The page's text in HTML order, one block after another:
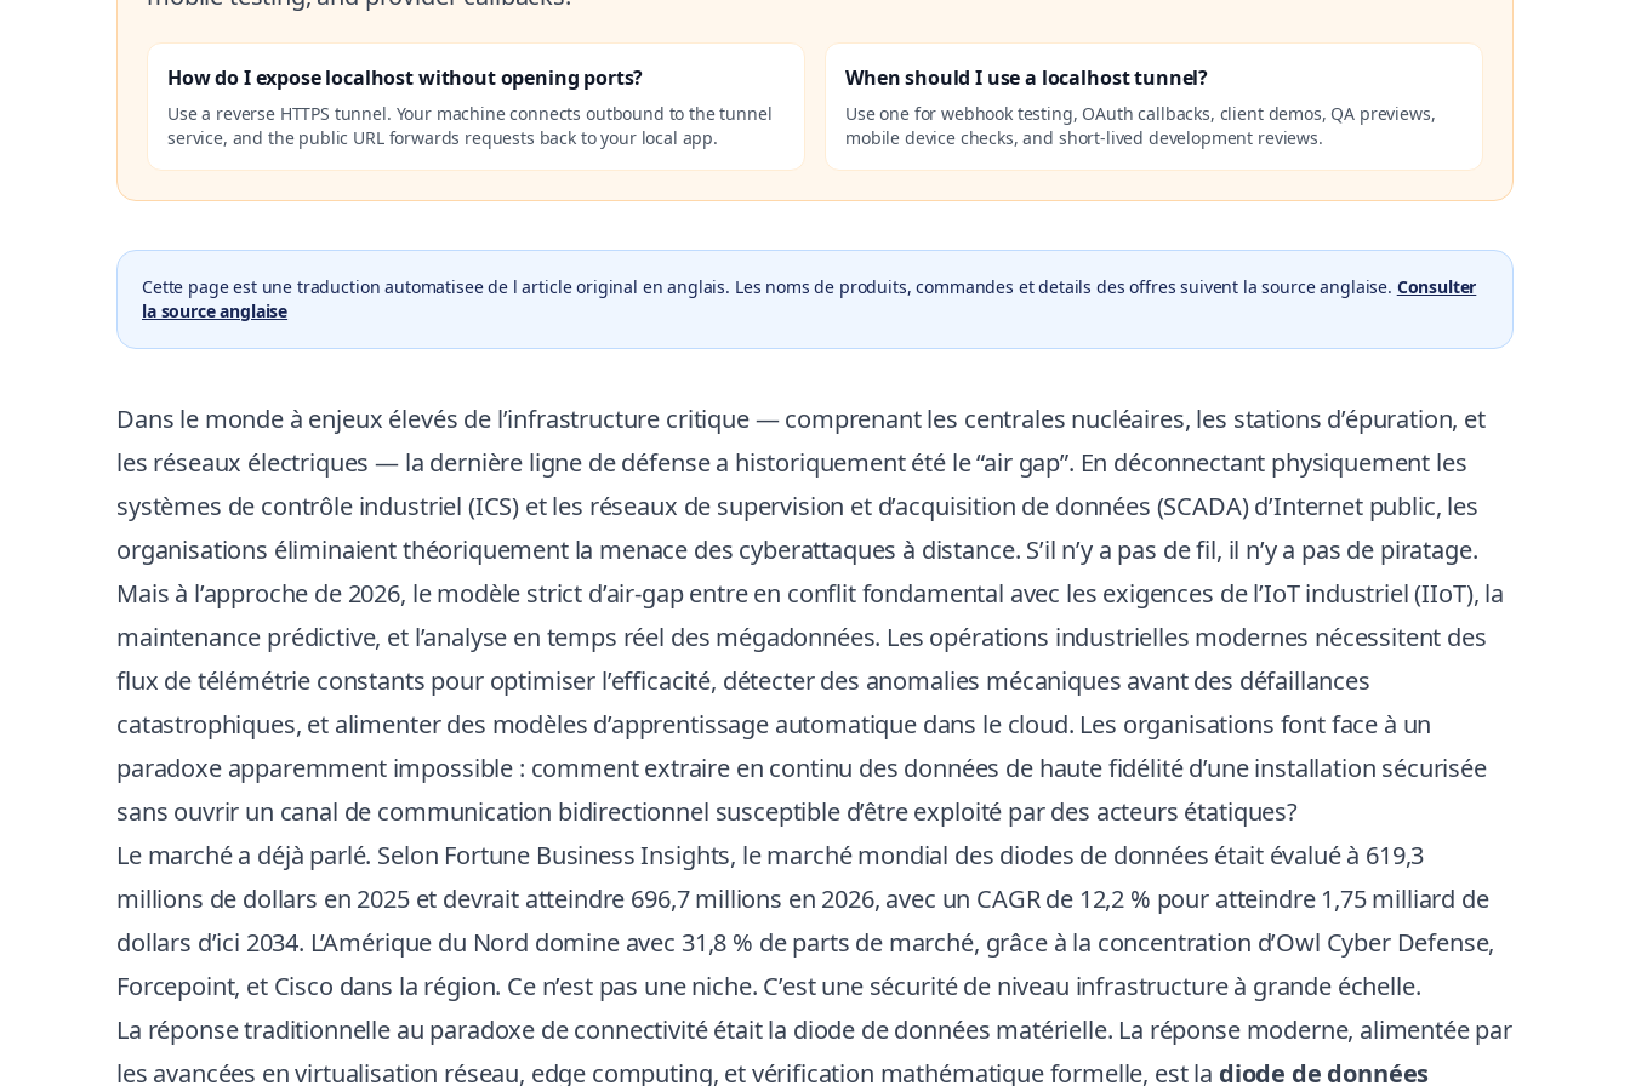
How do I expose localhost without opening ports?
Use a reverse HTTPS tunnel. Your machine connects outbound to the tunnel
service, and the public URL forwards requests back to your local app.
When should I use a localhost tunnel?
Use one for webhook testing, OAuth callbacks, client demos, QA previews,
mobile device checks, and short-lived development reviews.
Cette page est une traduction automatisee de l article original en anglais. Les noms de produits, commandes et details des offres suivent la source anglaise. Consulter
la source anglaise
Dans le monde à enjeux élevés de l’infrastructure critique — comprenant les centrales nucléaires, les stations d’épuration, et
les réseaux électriques — la dernière ligne de défense a historiquement été le “air gap”. En déconnectant physiquement les
systèmes de contrôle industriel (ICS) et les réseaux de supervision et d’acquisition de données (SCADA) d’Internet public, les
organisations éliminaient théoriquement la menace des cyberattaques à distance. S’il n’y a pas de fil, il n’y a pas de piratage.
Mais à l’approche de 2026, le modèle strict d’air-gap entre en conflit fondamental avec les exigences de l’IoT industriel (IIoT), la
maintenance prédictive, et l’analyse en temps réel des mégadonnées. Les opérations industrielles modernes nécessitent des
flux de télémétrie constants pour optimiser l’efficacité, détecter des anomalies mécaniques avant des défaillances
catastrophiques, et alimenter des modèles d’apprentissage automatique dans le cloud. Les organisations font face à un
paradoxe apparemment impossible : comment extraire en continu des données de haute fidélité d’une installation sécurisée
sans ouvrir un canal de communication bidirectionnel susceptible d’être exploité par des acteurs étatiques?
Le marché a déjà parlé. Selon Fortune Business Insights, le marché mondial des diodes de données était évalué à 619,3
millions de dollars en 2025 et devrait atteindre 696,7 millions en 2026, avec un CAGR de 12,2 % pour atteindre 1,75 milliard de
dollars d’ici 2034. L’Amérique du Nord domine avec 31,8 % de parts de marché, grâce à la concentration d’Owl Cyber Defense,
Forcepoint, et Cisco dans la région. Ce n’est pas une niche. C’est une sécurité de niveau infrastructure à grande échelle.
La réponse traditionnelle au paradoxe de connectivité était la diode de données matérielle. La réponse moderne, alimentée par
les avancées en virtualisation réseau, edge computing, et vérification mathématique formelle, est la diode de données